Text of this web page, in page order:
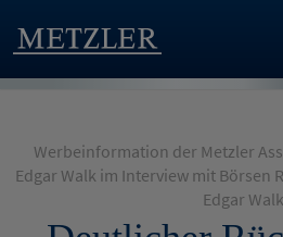
Werbeinformation der Metzler
Edgar Walk im Interview mit Börsen
Edgar Walk